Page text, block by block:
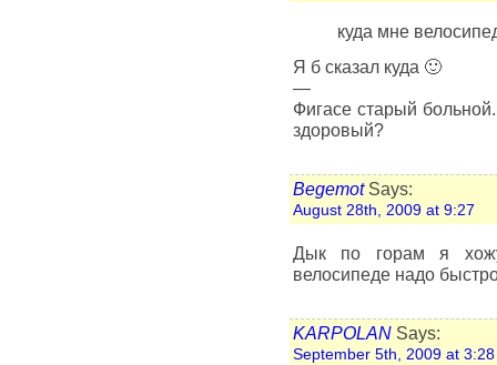
куда мне
Я б сказал куда 🙂
—
Фигасе старый
здоровый?
BegemotSays:
August 28th, 2009 at 9:27
Дык по горам я
велосипеде надо
KARPOLAN Says:
September 5th, 2009 at 3:28